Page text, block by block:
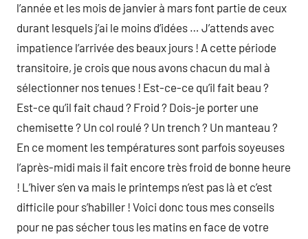
l’année et les mois de janvier à mars font partie de ceux
durant lesquels j’ai le moins d’idées … J’attends avec
impatience l’arrivée des beaux jours ! A cette période
transitoire, je crois que nous avons chacun du mal à
sélectionner nos tenues ! Est-ce-ce qu’il fait beau ?
Est-ce qu’il fait chaud ? Froid ? Dois-je porter une
chemisette ? Un col roulé ? Un trench ? Un manteau ?
En ce moment les températures sont parfois soyeuses
l’après-midi mais il fait encore très froid de bonne heure
! L’hiver s’en va mais le printemps n’est pas là et c’est
difficile pour s’habiller ! Voici donc tous mes conseils
pour ne pas sécher tous les matins en face de votre